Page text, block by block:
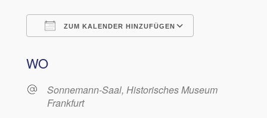
ZUM KALENDER HINZUFÜGEN
WO
Sonnemann-Saal, Historisches Museum
Frankfurt